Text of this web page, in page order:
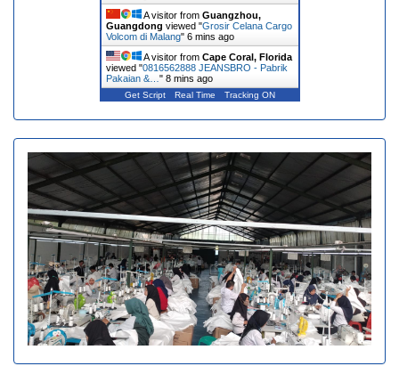
A visitor from Guangzhou,
Guangdong viewed "Grosir Celana Cargo
Volcom di Malang" 6 mins ago
A visitor from Cape Coral, Florida
viewed "0816562888 JEANSBRO - Pabrik
Pakaian &… " 8 mins ago
Get Script Real Time Tracking ON